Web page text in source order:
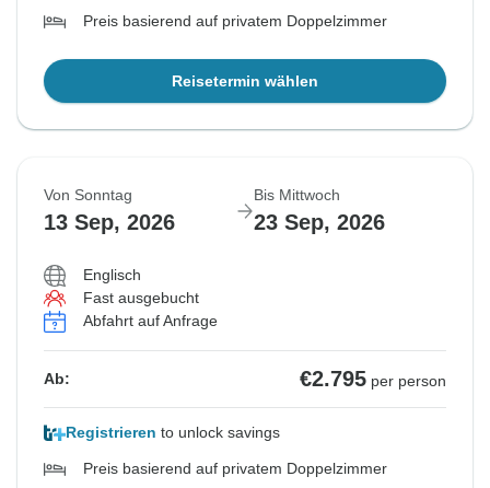
Preis basierend auf privatem Doppelzimmer
Reisetermin wählen
Von Sonntag
13 Sep, 2026
Bis Mittwoch
23 Sep, 2026
Englisch
Fast ausgebucht
Abfahrt auf Anfrage
Ab: €2.795 per person
Registrieren to unlock savings
Preis basierend auf privatem Doppelzimmer